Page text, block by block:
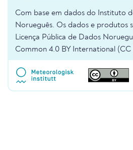
Com base em dados do Instituto
Norueguês. Os dados e produtos
Licença Pública de Dados
Common 4.0 BY International (CC